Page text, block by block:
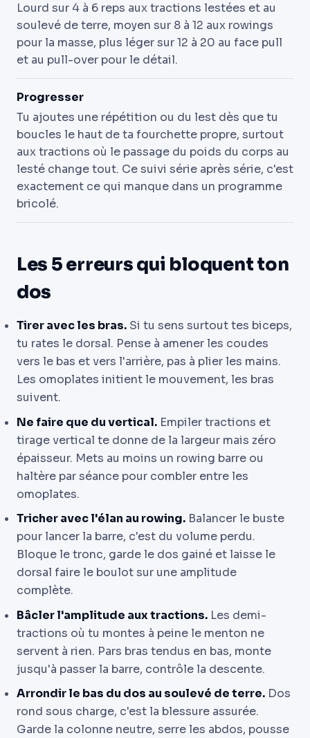
Lourd sur 4 à 6 reps aux tractions lestées et au
soulevé de terre, moyen sur 8 à 12 aux rowings
pour la masse, plus léger sur 12 à 20 au face pull
et au pull-over pour le détail.
Progresser
Tu ajoutes une répétition ou du lest dès que tu
boucles le haut de ta fourchette propre, surtout
aux tractions où le passage du poids du corps au
lesté change tout. Ce suivi série après série, c'est
exactement ce qui manque dans un programme
bricolé.
Les 5 erreurs qui bloquent ton
dos
Tirer avec les bras. Si tu sens surtout tes biceps,
tu rates le dorsal. Pense à amener les coudes
vers le bas et vers l'arrière, pas à plier les mains.
Les omoplates initient le mouvement, les bras
suivent.
Ne faire que du vertical. Empiler tractions et
tirage vertical te donne de la largeur mais zéro
épaisseur. Mets au moins un rowing barre ou
haltère par séance pour combler entre les
omoplates.
Tricher avec l'élan au rowing. Balancer le buste
pour lancer la barre, c'est du volume perdu.
Bloque le tronc, garde le dos gainé et laisse le
dorsal faire le boulot sur une amplitude
complète.
Bâcler l'amplitude aux tractions. Les demi-
tractions où tu montes à peine le menton ne
servent à rien. Pars bras tendus en bas, monte
jusqu'à passer la barre, contrôle la descente.
Arrondir le bas du dos au soulevé de terre. Dos
rond sous charge, c'est la blessure assurée.
Garde la colonne neutre, serre les abdos, pousse